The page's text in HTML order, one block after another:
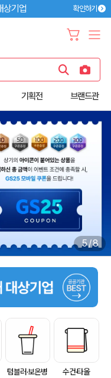
상기업 확인하기
기획전 브랜드관
5/8
텀블러·보온병 수건·타올